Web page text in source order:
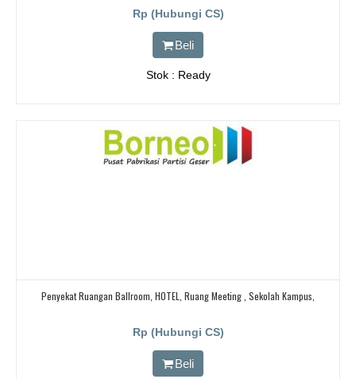
Rp (Hubungi CS)
Beli
Stok : Ready
Penyekat Ruangan Ballroom, HOTEL, Ruang Meeting , Sekolah Kampus,
Rp (Hubungi CS)
Beli